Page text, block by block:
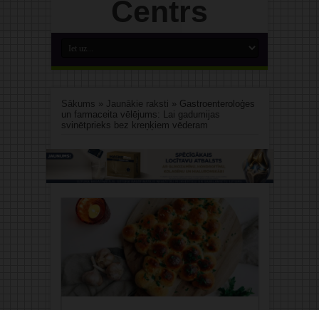
Sākums » Jaunākie raksti » Gastroenteroloģes
un farmaceita vēlējums: Lai gadumijas
svinētprieks bez kreņķiem vēderam